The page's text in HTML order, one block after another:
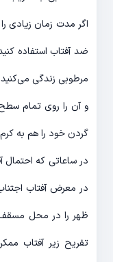
اگر مدت زمان زیادی را
ضد آفتاب استفاده
مرطوبی زندگی
و آن را روی تمام
گردن خود را هم به
در ساعاتی که احتمال
ظهر را در محل مسقف
تفریح زیر آفتاب